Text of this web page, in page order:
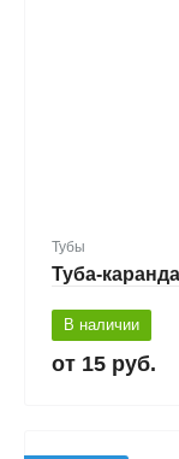
Тубы
Туба-
В наличии
15 руб.